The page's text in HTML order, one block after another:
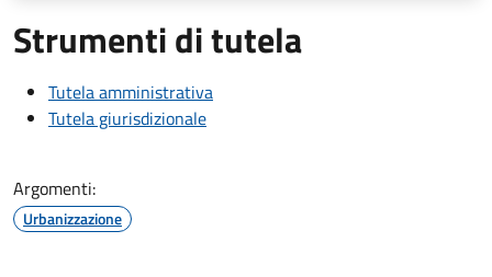
Strumenti di tutela
Tutela amministrativa
Tutela giurisdizionale
Argomenti:
Urbanizzazione